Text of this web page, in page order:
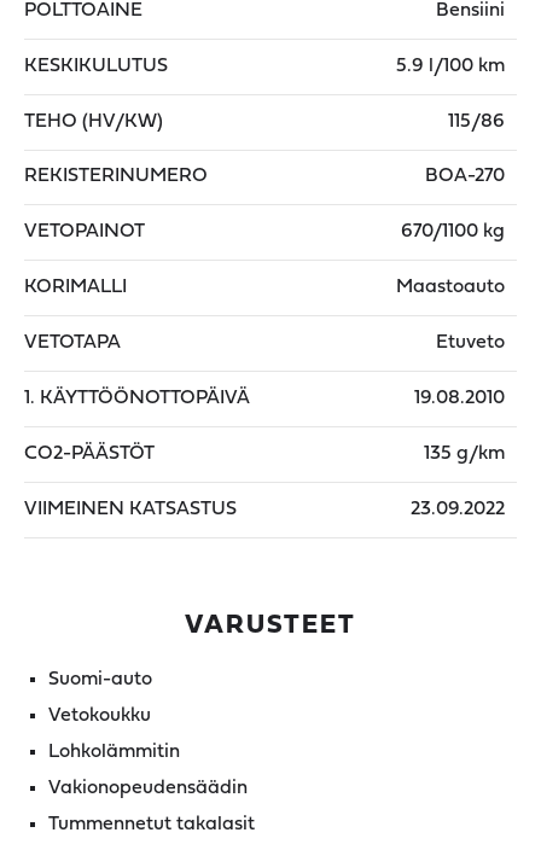
POLTTOAINE Bensiini
KESKIKULUTUS 5.9 l/100 km
TEHO (HV/KW) 115/86
REKISTERINUMERO BOA-270
VETOPAINOT 670/1100 kg
KORIMALLI Maastoauto
VETOTAPA Etuveto
1. KÄYTTÖÖNOTTOPÄIVÄ 19.08.2010
CO2-PÄÄSTÖT 135 g/km
VIIMEINEN KATSASTUS 23.09.2022
VARUSTEET
Suomi-auto
Vetokoukku
Lohkolämmitin
Vakionopeudensäädin
Tummennetut takalasit